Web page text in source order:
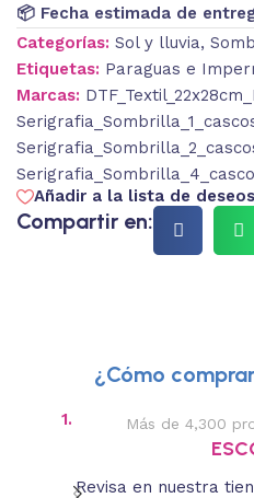
📦 Fecha estimada de
Categorías: Sol y lluvia,
Etiquetas: Paraguas e
Marcas:
Añadir a la lista de deseos
Compartir en:
¿Cómo
1. Más de 4,300
Revisa en nuestra